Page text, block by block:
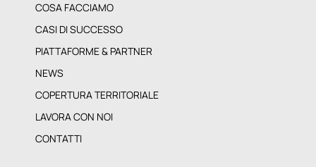
COSA FACCIAMO
CASI DI SUCCESSO
PIATTAFORME & PARTNER
NEWS
COPERTURA TERRITORIALE
LAVORA CON NOI
CONTATTI